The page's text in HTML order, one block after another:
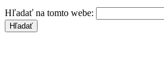
Hľadať na tomto webe: